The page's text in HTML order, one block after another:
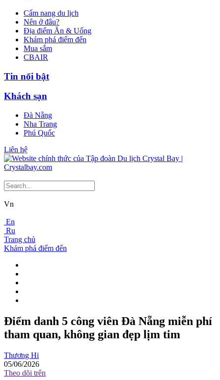
Cẩm nang du lịch
Nên ở đâu?
Địa điểm Ăn & Uống
Khám phá điểm đến
Mua sắm
CBAIR
Tin nổi bật
Khách sạn
Đà Nẵng
Nha Trang
Phú Quốc
Liên hệ
Vn
En
Ru
Trang chủ
Khám phá điểm đến
Điểm danh 5 công viên Đà Nẵng miễn phí
tham quan, không gian đẹp lịm tim
Thương Hi
05/06/2026
Theo dõi trên